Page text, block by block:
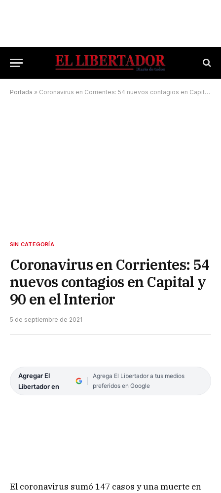
Portada » Coronavirus en Corrientes: 54 nuevos contagios en Capital y 90 en el Interior
SIN CATEGORÍA
Coronavirus en Corrientes: 54
nuevos contagios en Capital y
90 en el Interior
5 de septiembre de 2021
Agregar El
Libertador en
Agrega El Libertador a tus medios
preferidos en Google
El coronavirus sumó 147 casos y una muerte en